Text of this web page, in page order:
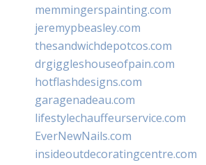
memmingerspainting.com
jeremypbeasley.com
thesandwichdepotcos.com
drgiggleshouseofpain.com
hotflashdesigns.com
garagenadeau.com
lifestylechauffeurservice.com
EverNewNails.com
insideoutdecoratingcentre.com